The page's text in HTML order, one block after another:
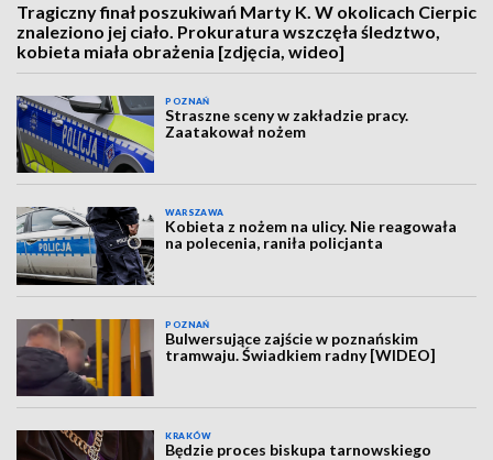
Tragiczny finał poszukiwań Marty K. W okolicach Cierpic
znaleziono jej ciało. Prokuratura wszczęła śledztwo,
kobieta miała obrażenia [zdjęcia, wideo]
POZNAŃ
Straszne sceny w zakładzie pracy.
Zaatakował nożem
WARSZAWA
Kobieta z nożem na ulicy. Nie reagowała
na polecenia, raniła policjanta
POZNAŃ
Bulwersujące zajście w poznańskim
tramwaju. Świadkiem radny [WIDEO]
KRAKÓW
Będzie proces biskupa tarnowskiego